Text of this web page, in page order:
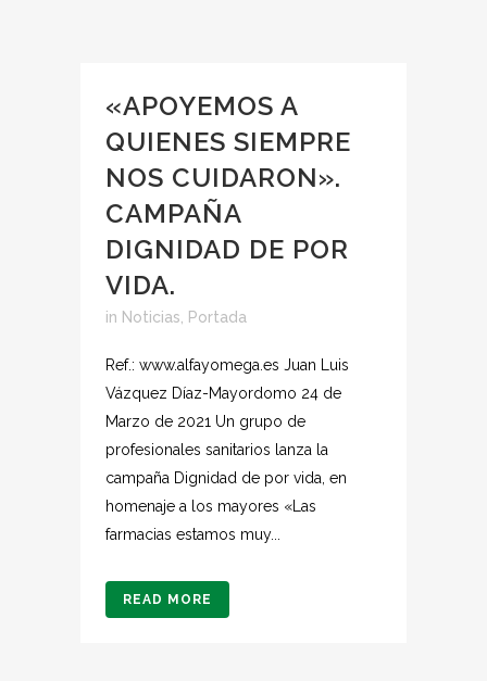
«APOYEMOS A
QUIENES SIEMPRE
NOS CUIDARON».
CAMPAÑA
DIGNIDAD DE POR
VIDA.
in Noticias Portada
Ref.: www.alfayomega.es Juan Luis
Vázquez Díaz-Mayordomo 24 de
Marzo de 2021 Un grupo de
profesionales sanitarios lanza la
campaña Dignidad de por vida, en
homenaje a los mayores «Las
farmacias estamos muy...
READ MORE